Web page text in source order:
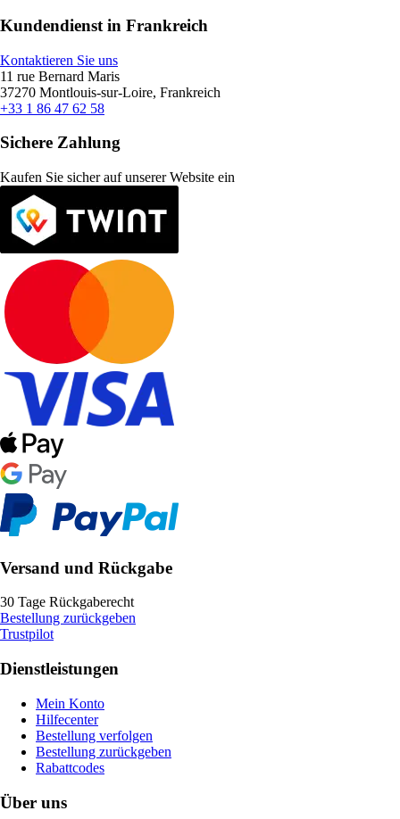
Kundendienst in Frankreich
Kontaktieren Sie uns
11 rue Bernard Maris
37270 Montlouis-sur-Loire, Frankreich
+33 1 86 47 62 58
Sichere Zahlung
Kaufen Sie sicher auf unserer Website ein
Versand und Rückgabe
30 Tage Rückgaberecht
Bestellung zurückgeben
Trustpilot
Dienstleistungen
Mein Konto
Hilfecenter
Bestellung verfolgen
Bestellung zurückgeben
Rabattcodes
Über uns